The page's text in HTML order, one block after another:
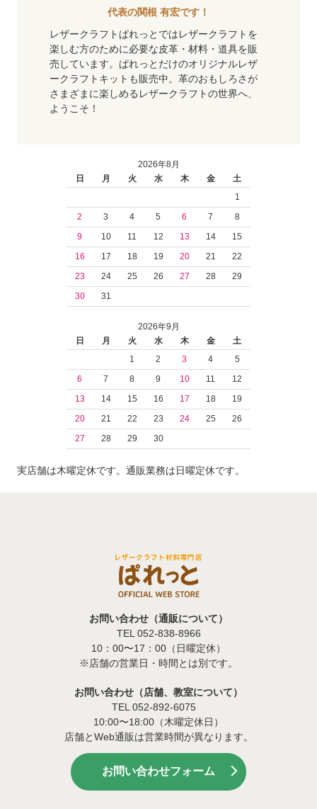
代表の関根 有宏です！
レザークラフトぱれっとではレザークラフトを
楽しむ方のために必要な皮革・材料・道具を販
売しています。ぱれっとだけのオリジナルレザ
ークラフトキットも販売中。革のおもしろさが
さまざまに楽しめるレザークラフトの世界へ、
ようこそ！
2026年8月
日
月 火 水 木 金
土
1
2
3 4 5 6 7
8
9
10 11 12 13 14
15
16
17 18 19 20 21
22
23
24 25 26 27 28
29
30
31
2026年9月
日
月 火 水 木 金
土
1
2 3 4
5
6
7 8 9 10 11
12
13
14 15 16 17 18
19
20
21 22 23 24 25
26
27
28 29 30
実店舗は木曜定休です。通販業務は日曜定休です。
お問い合わせ（通販について）
TEL 052-838-8966
10：00〜17：00（日曜定休）
※店舗の営業日・時間とは別です。
お問い合わせ（店舗、教室について）
TEL 052-892-6075
10:00〜18:00（木曜定休日）
店舗とWeb通販は営業時間が異なります。
お問い合わせフォーム